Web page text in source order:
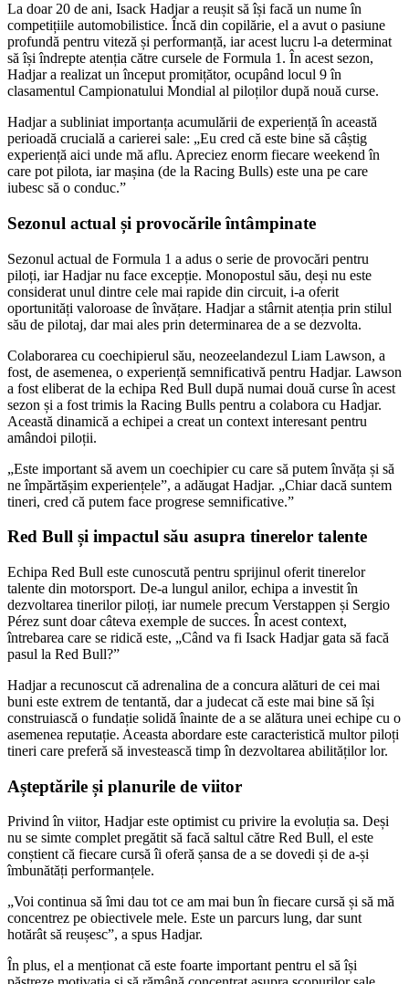
La doar 20 de ani, Isack Hadjar a reușit să își facă un nume în
competițiile automobilistice. Încă din copilărie, el a avut o pasiune
profundă pentru viteză și performanță, iar acest lucru l-a determinat
să își îndrepte atenția către cursele de Formula 1. În acest sezon,
Hadjar a realizat un început promițător, ocupând locul 9 în
clasamentul Campionatului Mondial al piloților după nouă curse.
Hadjar a subliniat importanța acumulării de experiență în această
perioadă crucială a carierei sale: „Eu cred că este bine să câștig
experiență aici unde mă aflu. Apreciez enorm fiecare weekend în
care pot pilota, iar mașina (de la Racing Bulls) este una pe care
iubesc să o conduc.”
Sezonul actual și provocările întâmpinate
Sezonul actual de Formula 1 a adus o serie de provocări pentru
piloți, iar Hadjar nu face excepție. Monopostul său, deși nu este
considerat unul dintre cele mai rapide din circuit, i-a oferit
oportunități valoroase de învățare. Hadjar a stârnit atenția prin stilul
său de pilotaj, dar mai ales prin determinarea de a se dezvolta.
Colaborarea cu coechipierul său, neozeelandezul Liam Lawson, a
fost, de asemenea, o experiență semnificativă pentru Hadjar. Lawson
a fost eliberat de la echipa Red Bull după numai două curse în acest
sezon și a fost trimis la Racing Bulls pentru a colabora cu Hadjar.
Această dinamică a echipei a creat un context interesant pentru
amândoi piloții.
„Este important să avem un coechipier cu care să putem învăța și să
ne împărtășim experiențele”, a adăugat Hadjar. „Chiar dacă suntem
tineri, cred că putem face progrese semnificative.”
Red Bull și impactul său asupra tinerelor talente
Echipa Red Bull este cunoscută pentru sprijinul oferit tinerelor
talente din motorsport. De-a lungul anilor, echipa a investit în
dezvoltarea tinerilor piloți, iar numele precum Verstappen și Sergio
Pérez sunt doar câteva exemple de succes. În acest context,
întrebarea care se ridică este, „Când va fi Isack Hadjar gata să facă
pasul la Red Bull?”
Hadjar a recunoscut că adrenalina de a concura alături de cei mai
buni este extrem de tentantă, dar a judecat că este mai bine să își
construiască o fundație solidă înainte de a se alătura unei echipe cu o
asemenea reputație. Aceasta abordare este caracteristică multor piloți
tineri care preferă să investească timp în dezvoltarea abilităților lor.
Așteptările și planurile de viitor
Privind în viitor, Hadjar este optimist cu privire la evoluția sa. Deși
nu se simte complet pregătit să facă saltul către Red Bull, el este
conștient că fiecare cursă îi oferă șansa de a se dovedi și de a-și
îmbunătăți performanțele.
„Voi continua să îmi dau tot ce am mai bun în fiecare cursă și să mă
concentrez pe obiectivele mele. Este un parcurs lung, dar sunt
hotărât să reușesc”, a spus Hadjar.
În plus, el a menționat că este foarte important pentru el să își